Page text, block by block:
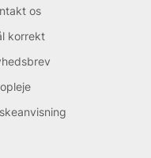
os
korrekt